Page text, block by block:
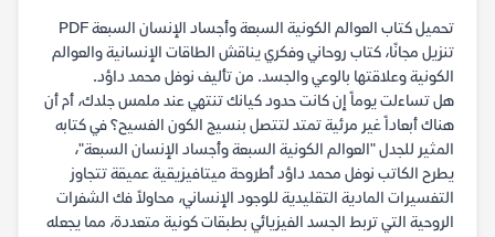
تحميل كتاب العوالم الكونية السبعة وأجساد الإنسان السبعة PDF
تنزيل مجانًا، كتاب روحاني وفكري يناقش الطاقات الإنسانية والعوالم
الكونية وعلاقتها بالوعي والجسد. من تأليف نوفل محمد داؤد.
هل تساءلت يوماً إن كانت حدود كيانك تنتهي عند ملمس جلدك، أم أن
هناك أبعاداً غير مرئية تمتد لتتصل بنسيج الكون الفسيح؟ في كتابه
المثير للجدل "العوالم الكونية السبعة وأجساد الإنسان السبعة"،
يطرح الكاتب نوفل محمد داؤد أطروحة ميتافيزيقية عميقة تتجاوز
التفسيرات المادية التقليدية للوجود الإنساني، محاولاً فك الشفرات
الروحية التي تربط الجسد الفيزيائي بطبقات كونية متعددة، مما يجعله